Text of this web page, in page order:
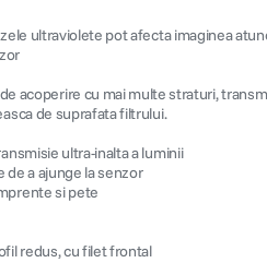
ultraviolete pot afecta imaginea
de acoperire cu mai multe straturi,
de suprafata filtrului.
ultra-inalta a luminii
de a ajunge la senzor
si pete
redus, cu filet frontal